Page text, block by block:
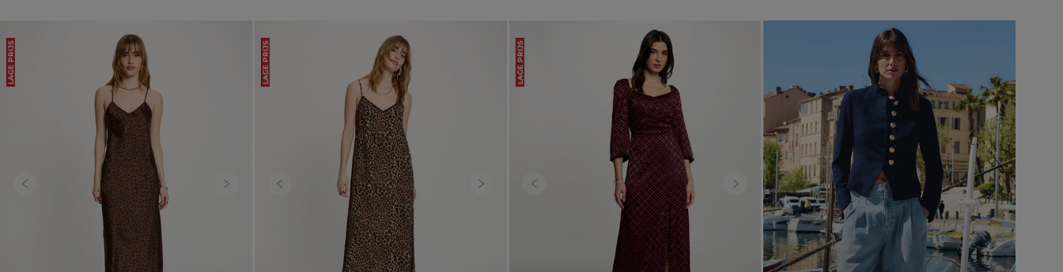
LAGE PRIJS
Previous Next
LAGE PRIJS
Previous Next
LAGE PRIJS
Previous Next